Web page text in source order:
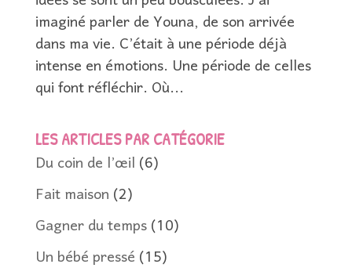
imaginé parler de Youna, de son arrivée
dans ma vie. C’était à une période déjà
intense en émotions. Une période de celles
qui font réfléchir. Où...
LES ARTICLES PAR CATÉGORIE
Du coin de l’œil(6)
Fait maison(2)
Gagner du temps(10)
Un bébé pressé(15)